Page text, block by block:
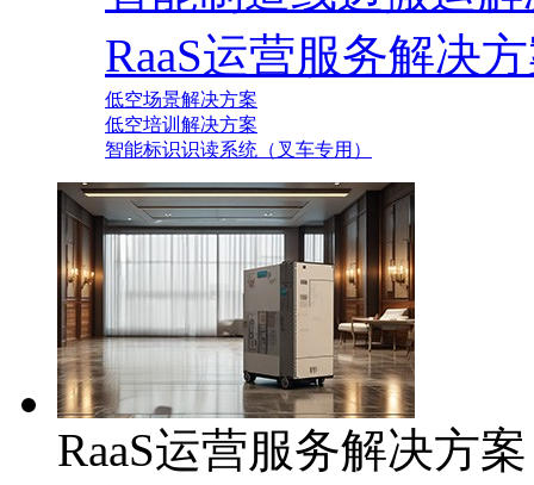
RaaS运营服务解决
低空场景解决方案
低空培训解决方案
智能标识识读系统（叉车专用）
RaaS运营服务解决方案